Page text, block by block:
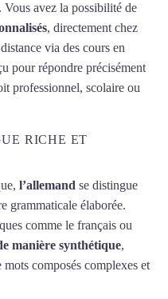
avez la possibilité de
, directement chez
via des cours en
pour répondre précisément
professionnel, scolaire ou
RICHE ET
l’allemand se distingue
grammaticale élaborée.
comme le français ou
manière synthétique,
composés complexes et